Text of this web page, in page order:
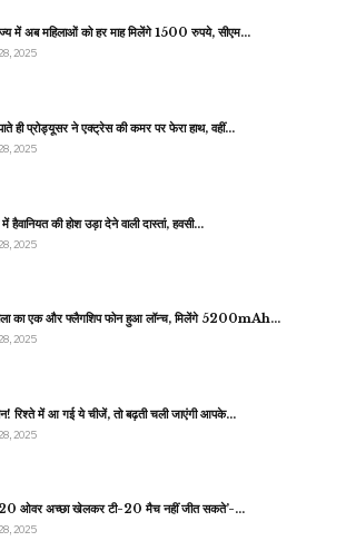
में अब महिलाओं को हर माह मिलेंगे 1500 रुपये, सीएम…
2025
ही प्रोड्यूसर ने एक्ट्रेस की कमर पर फेरा हाथ, वहीं…
2025
हैवानियत की होश उड़ा देने वाली दास्तां, हवसी…
2025
का एक और फ्लैगशिप फोन हुआ लॉन्च, मिलेंगे 5200mAh…
2025
रिश्ते में आ गई ये चीजें, तो बढ़ती चली जाएंगी आपके…
2025
ओवर अच्छा खेलकर टी-20 मैच नहीं जीत सकते’-…
2025